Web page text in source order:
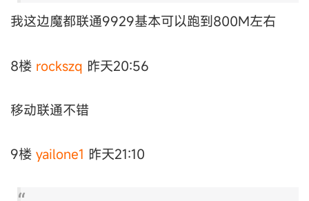
我这边魔都联通9929基本可以跑到800M左右
8楼 rockszq 昨天20:56
移动联通不错
9楼 yailone1 昨天21:10